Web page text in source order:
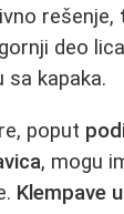
rešenje,
deo
sa kapaka.
poput
, mogu
Klempave